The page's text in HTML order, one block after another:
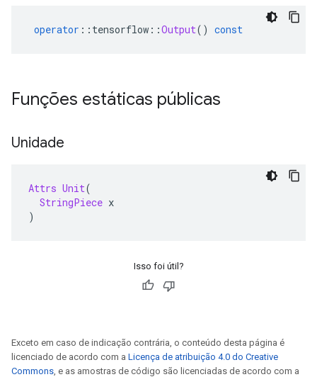
operator :: tensorflow ::Output() const
Funções estáticas públicas
Unidade
Attrs Unit(
StringPiece x
)
Isso foi útil?
Exceto em caso de indicação contrária, o conteúdo desta página é
licenciado de acordo com a Licença de atribuição 4.0 do Creative
Commons, e as amostras de código são licenciadas de acordo com a